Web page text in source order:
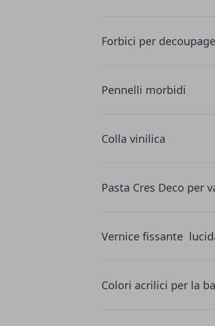
Forbici per decoupage
Pennelli morbidi
Colla vinilica
Pasta Cres Deco per
Vernice fissante
Colori acrilici per la